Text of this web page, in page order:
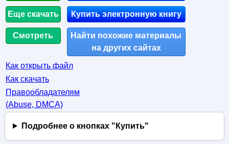
Еще скачать
Смотреть
Купить электронную книгу
Найти похожие материалы
на других сайтах
Как открыть файл
Как скачать
Правообладателям
(Abuse, DMСA)
Подробнее о кнопках "Купить"